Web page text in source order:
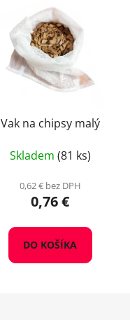
Vak na chipsy malý
Skladem (81 ks)
0,62 € bez DPH
0,76 €
DO KOŠÍKA